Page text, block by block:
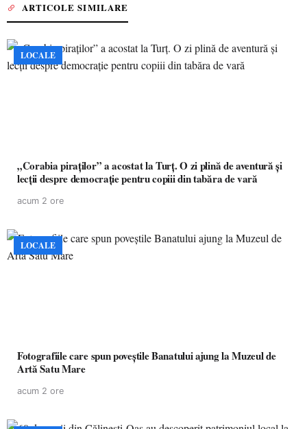
ARTICOLE SIMILARE
LOCALE
„Corabia piraților” a acostat la Turț. O zi plină de aventură și
lecții despre democrație pentru copiii din tabăra de vară
acum 2 ore
LOCALE
Fotografiile care spun poveștile Banatului ajung la Muzeul de
Artă Satu Mare
acum 2 ore